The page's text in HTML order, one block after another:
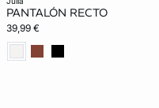
PANTALÓN RECTO
39,99 €